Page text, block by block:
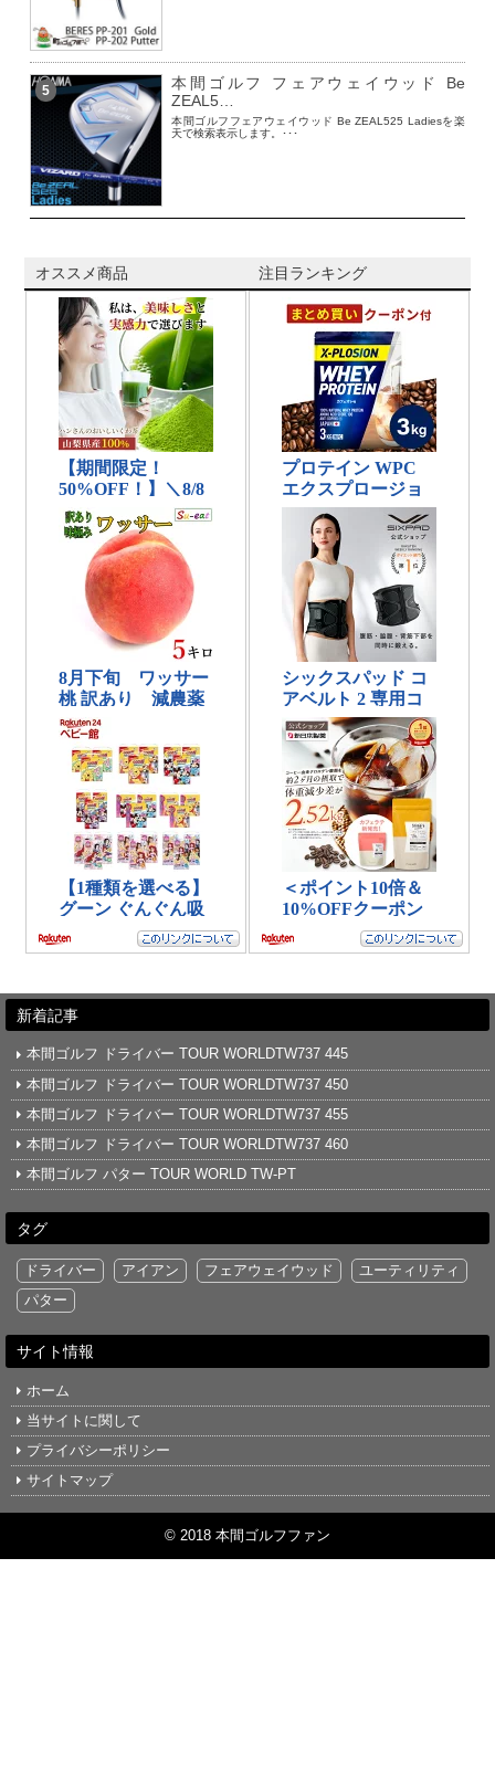
5
本間ゴルフ フェアウェイウッド Be
ZEAL5…
本間ゴルフフェアウェイウッド Be ZEAL525 Ladiesを楽
天で検索表示します。･･･
オススメ商品 注目ランキング
新着記事
本間ゴルフ ドライバー TOUR WORLDTW737 445
本間ゴルフ ドライバー TOUR WORLDTW737 450
本間ゴルフ ドライバー TOUR WORLDTW737 455
本間ゴルフ ドライバー TOUR WORLDTW737 460
本間ゴルフ パター TOUR WORLD TW-PT
タグ
ドライバー アイアン フェアウェイウッド
ユーティリティ
パター
サイト情報
ホーム
当サイトに関して
プライバシーポリシー
サイトマップ
© 2018 本間ゴルフファン